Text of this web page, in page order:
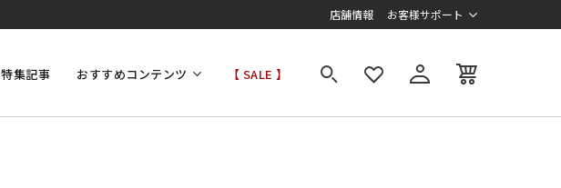
店舗情報 お客様サポート
特集記事 おすすめコンテンツ 【 SALE 】